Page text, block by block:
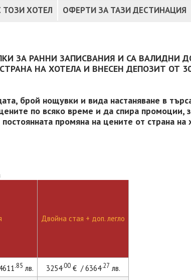
ХОТЕЛ ОФЕРТИ ЗА ТАЗИ ДЕСТИНАЦИЯ
ЗА РАННИ ЗАПИСВАНИЯ И СА ВАЛИДНИ
НА ХОТЕЛА И ВНЕСЕН ДЕПОЗИТ ОТ
брой нощувки и вида настаняване в
по всяко време и да спира промоции,
промяна на цените от страна на
Двойна стая + доп. легло
.85 лв. 3254.00€ / 6364.27 лв.